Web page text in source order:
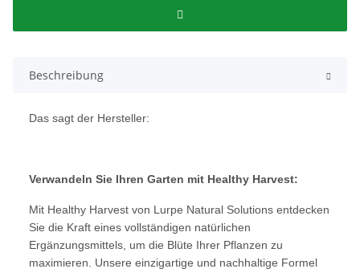
Beschreibung
Das sagt der Hersteller:
Verwandeln Sie Ihren Garten mit Healthy Harvest:
Mit Healthy Harvest von Lurpe Natural Solutions entdecken
Sie die Kraft eines vollständigen natürlichen
Ergänzungsmittels, um die Blüte Ihrer Pflanzen zu
maximieren. Unsere einzigartige und nachhaltige Formel